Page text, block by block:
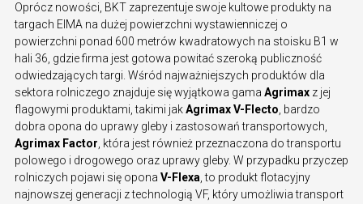
Oprócz nowości, BKT zaprezentuje swoje kultowe produkty na
targach EIMA na dużej powierzchni wystawienniczej o
powierzchni ponad 600 metrów kwadratowych na stoisku B1 w
hali 36, gdzie firma jest gotowa powitać szeroką publiczność
odwiedzających targi. Wśród najważniejszych produktów dla
sektora rolniczego znajduje się wyjątkowa gama Agrimax z jej
flagowymi produktami, takimi jakAgrimax V-Flecto, bardzo
dobra opona do uprawy gleby i zastosowań transportowych,
Agrimax Factor, która jest również przeznaczona do transportu
polowego i drogowego oraz uprawy gleby. W przypadku przyczep
rolniczych pojawi się opona V-Flexa, to produkt flotacyjny
najnowszej generacji z technologią VF, który umożliwia transport